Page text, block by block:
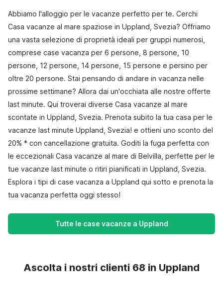
Abbiamo l'alloggio per le vacanze perfetto per te. Cerchi
Casa vacanze al mare spaziose in Uppland, Svezia? Offriamo
una vasta selezione di proprietà ideali per gruppi numerosi,
comprese case vacanza per 6 persone, 8 persone, 10
persone, 12 persone, 14 persone, 15 persone e persino per
oltre 20 persone. Stai pensando di andare in vacanza nelle
prossime settimane? Allora dai un'occhiata alle nostre offerte
last minute. Qui troverai diverse Casa vacanze al mare
scontate in Uppland, Svezia. Prenota subito la tua casa per le
vacanze last minute Uppland, Svezia! e ottieni uno sconto del
20% * con cancellazione gratuita. Goditi la fuga perfetta con
le eccezionali Casa vacanze al mare di Belvilla, perfette per le
tue vacanze last minute o ritiri pianificati in Uppland, Svezia.
Esplora i tipi di case vacanza a Uppland qui sotto e prenota la
tua vacanza perfetta oggi stesso!
Tutte le case vacanze a Uppland
Ascolta i nostri clienti 68 in Uppland